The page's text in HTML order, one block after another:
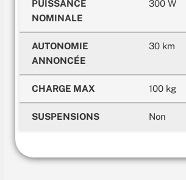
PUISSANCE
NOMINALE
300 W
AUTONOMIE
ANNONCÉE
30 km
CHARGE MAX 100 kg
SUSPENSIONS Non